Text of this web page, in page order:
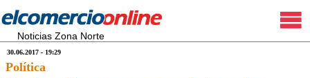
Noticias Zona Norte
30.06.2017 - 19:29
Política